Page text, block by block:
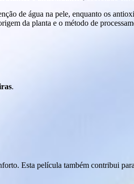
de água na pele, enquanto os
da planta e o método de
.
Esta película também contribui